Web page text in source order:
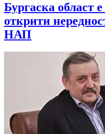
Бургаска област
открити
НАП